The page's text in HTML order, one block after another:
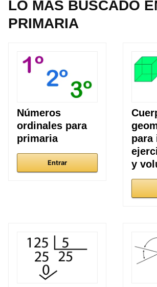
LO MÁS BUSCADO
PRIMARIA
Números
ordinales para
primaria
Entrar
para
y